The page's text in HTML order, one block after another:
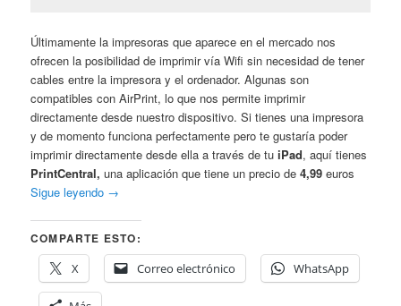
Últimamente la impresoras que aparece en el mercado nos
ofrecen la posibilidad de imprimir vía Wifi sin necesidad de tener
cables entre la impresora y el ordenador. Algunas son
compatibles con AirPrint, lo que nos permite imprimir
directamente desde nuestro dispositivo. Si tienes una impresora
y de momento funciona perfectamente pero te gustaría poder
imprimir directamente desde ella a través de tu iPad, aquí tienes
PrintCentral,una aplicación que tiene un precio de 4,99euros
Sigue leyendo →
COMPARTE ESTO:
X
Correo electrónico WhatsApp